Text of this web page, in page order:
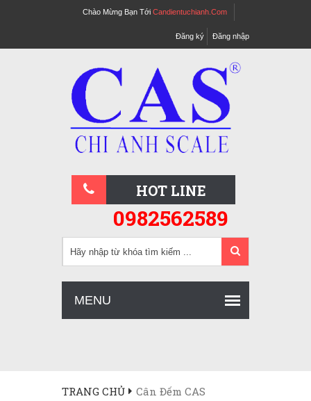
Chào Mừng Bạn Tới Candientuchianh.com
Đăng ký Đăng nhập
HOT LINE
0982562589
MENU
TRANG CHỦ Cân Đếm CAS